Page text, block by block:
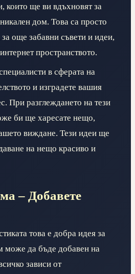
които ще ви вдъхновят за
дом. Това са просто
още забавни съвети и идеи,
пространството.
в сферата на
и изградете вашия
При разглеждането на тези
би ще харесате нещо,
виждане. Тези идеи ще
на нещо красиво и
– Добавете
това е добра идея за
може да бъде добавен на
зависи от